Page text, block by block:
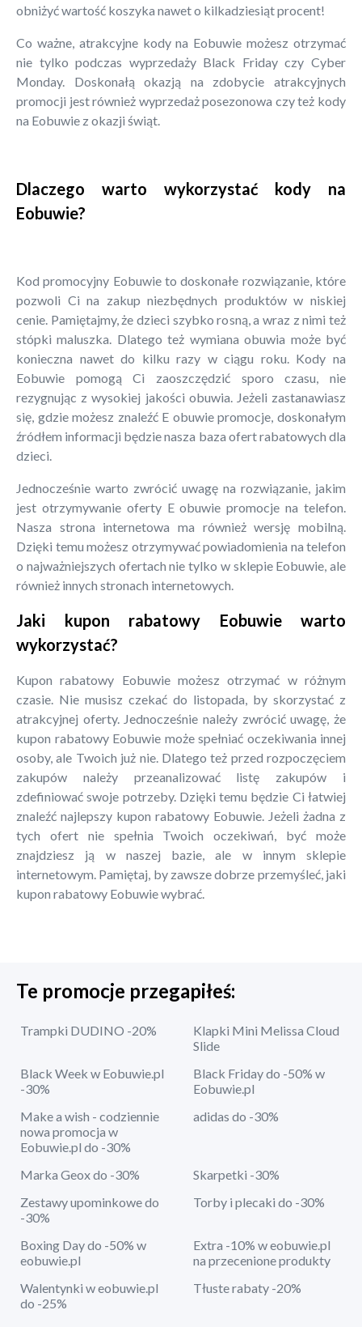
obniżyć wartość koszyka nawet o kilkadziesiąt procent!
Co ważne, atrakcyjne kody na Eobuwie możesz otrzymać
nie tylko podczas wyprzedaży Black Friday czy Cyber
Monday. Doskonałą okazją na zdobycie atrakcyjnych
promocji jest również wyprzedaż posezonowa czy też kody
na Eobuwie z okazji świąt.
Dlaczego warto wykorzystać kody na
Eobuwie?
Kod promocyjny Eobuwie to doskonałe rozwiązanie, które
pozwoli Ci na zakup niezbędnych produktów w niskiej
cenie. Pamiętajmy, że dzieci szybko rosną, a wraz z nimi też
stópki maluszka. Dlatego też wymiana obuwia może być
konieczna nawet do kilku razy w ciągu roku. Kody na
Eobuwie pomogą Ci zaoszczędzić sporo czasu, nie
rezygnując z wysokiej jakości obuwia. Jeżeli zastanawiasz
się, gdzie możesz znaleźć E obuwie promocje, doskonałym
źródłem informacji będzie nasza baza ofert rabatowych dla
dzieci.
Jednocześnie warto zwrócić uwagę na rozwiązanie, jakim
jest otrzymywanie oferty E obuwie promocje na telefon.
Nasza strona internetowa ma również wersję mobilną.
Dzięki temu możesz otrzymywać powiadomienia na telefon
o najważniejszych ofertach nie tylko w sklepie Eobuwie, ale
również innych stronach internetowych.
Jaki kupon rabatowy Eobuwie warto
wykorzystać?
Kupon rabatowy Eobuwie możesz otrzymać w różnym
czasie. Nie musisz czekać do listopada, by skorzystać z
atrakcyjnej oferty. Jednocześnie należy zwrócić uwagę, że
kupon rabatowy Eobuwie może spełniać oczekiwania innej
osoby, ale Twoich już nie. Dlatego też przed rozpoczęciem
zakupów należy przeanalizować listę zakupów i
zdefiniować swoje potrzeby. Dzięki temu będzie Ci łatwiej
znaleźć najlepszy kupon rabatowy Eobuwie. Jeżeli żadna z
tych ofert nie spełnia Twoich oczekiwań, być może
znajdziesz ją w naszej bazie, ale w innym sklepie
internetowym. Pamiętaj, by zawsze dobrze przemyśleć, jaki
kupon rabatowy Eobuwie wybrać.
Te promocje przegapiłeś:
Trampki DUDINO -20%
Klapki Mini Melissa Cloud
Slide
Black Week w Eobuwie.pl
-30%
Black Friday do -50% w
Eobuwie.pl
Make a wish - codziennie
nowa promocja w
Eobuwie.pl do -30%
adidas do -30%
Marka Geox do -30%
Skarpetki -30%
Zestawy upominkowe do
-30%
Torby i plecaki do -30%
Boxing Day do -50% w
eobuwie.pl
Extra -10% w eobuwie.pl
na przecenione produkty
Walentynki w eobuwie.pl
do -25%
Tłuste rabaty -20%